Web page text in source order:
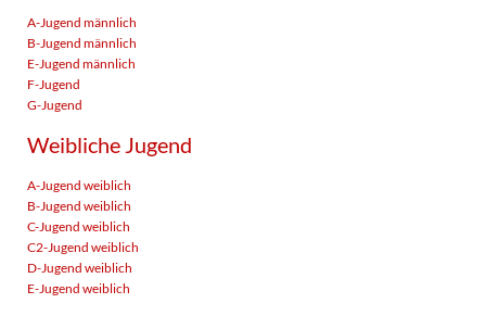
A-Jugend männlich
B-Jugend männlich
E-Jugend männlich
F-Jugend
G-Jugend
Weibliche Jugend
A-Jugend weiblich
B-Jugend weiblich
C-Jugend weiblich
C2-Jugend weiblich
D-Jugend weiblich
E-Jugend weiblich